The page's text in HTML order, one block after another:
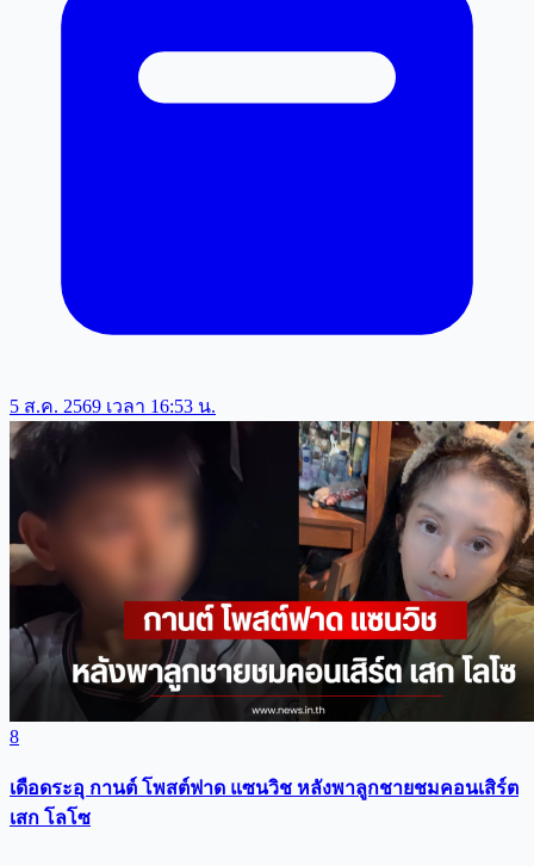
5 ส.ค. 2569 เวลา 16:53 น.
8
เดือดระอุ กานต์ โพสต์ฟาด แซนวิช หลังพาลูกชายชมคอนเสิร์ต
เสก โลโซ